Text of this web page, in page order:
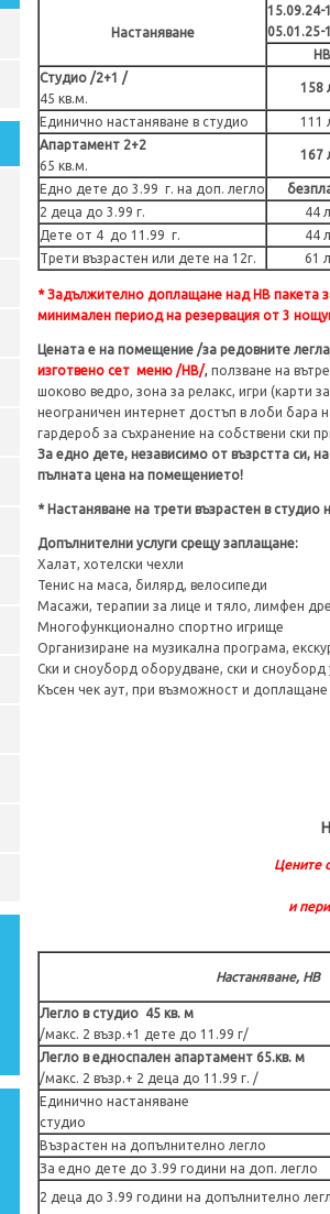
Настаняване
15.09.24-
05.01.25-
НВ
Студио /2+1 /
45 кв.м.
158
Единично настаняване в студио 111
Апартамент 2+2
65 кв.м.
167
Едно дете до 3.99 г. на доп. легло
2 деца до 3.99 г.
44
Дете от 4 до 11.99 г.
44
Трети възрастен или дете на 12г.
61
* Задължително доплащане над НВ пакета
минимален период на резервация от 3
Цената е на помещение /за редовните
изготвено сет меню /НВ/, ползване на
шоково ведро, зона за релакс, игри (карти
неограничен интернет достъп в лоби бара
гардероб за съхранение на собствени ски
За едно дете, независимо от възрстта си,
пълната цена на помещението!
* Настаняване на трети възрастен в студио
Допълнителни услуги срещу заплащане:
Халат, хотелски чехли
Тенис на маса, билярд, велосипеди
Масажи, терапии за лице и тяло, лимфен
Многофункционално спортно игрище
Организиране на музикална програма,
Ски и сноуборд оборудване, ски и сноуборд
Късен чек аут, при възможност и доплащане
Цените
и
Настаняване, HВ
Легло в студио 45 кв. м
/макс. 2 възр.+1 дете до 11.99 г/
Легло в едноспален апартамент 65.кв. м
/макс. 2 възр.+ 2 деца до 11.99 г. /
Единично настаняване
студио
Възрастен на допълнително легло
За едно дете до 3.99 години на доп. легло
2 деца до 3.99 години на допълнително